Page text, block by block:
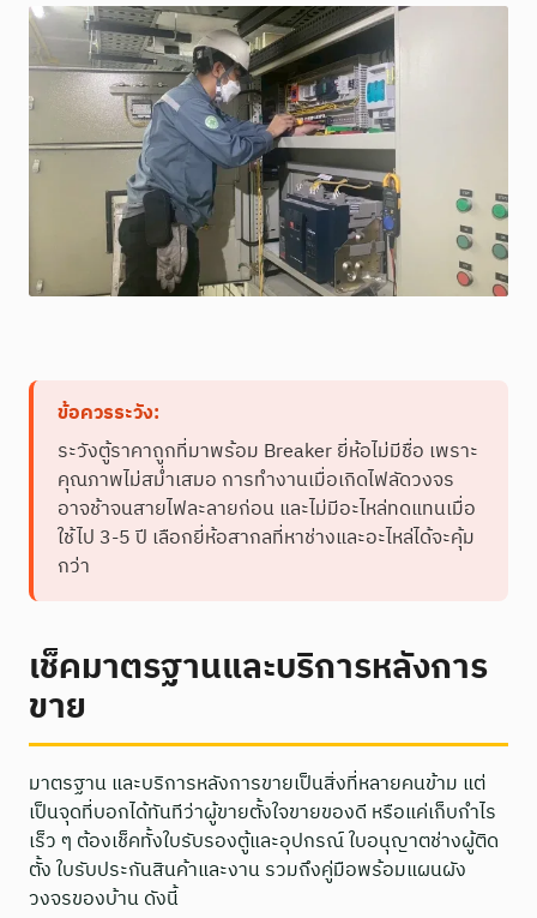
ข้อควรระวัง:
ระวังตู้ราคาถูกที่มาพร้อม Breaker ยี่ห้อไม่มีชื่อ เพราะ
คุณภาพไม่สม่ำเสมอ การทำงานเมื่อเกิดไฟลัดวงจร
อาจช้าจนสายไฟละลายก่อน และไม่มีอะไหล่ทดแทนเมื่อ
ใช้ไป 3-5 ปี เลือกยี่ห้อสากลที่หาช่างและอะไหล่ได้จะคุ้ม
กว่า
เช็คมาตรฐานและบริการหลังการ
ขาย
มาตรฐาน และบริการหลังการขายเป็นสิ่งที่หลายคนข้าม แต่
เป็นจุดที่บอกได้ทันทีว่าผู้ขายตั้งใจขายของดี หรือแค่เก็บกำไร
เร็ว ๆ ต้องเช็คทั้งใบรับรองตู้และอุปกรณ์ ใบอนุญาตช่างผู้ติด
ตั้ง ใบรับประกันสินค้าและงาน รวมถึงคู่มือพร้อมแผนผัง
วงจรของบ้าน ดังนี้